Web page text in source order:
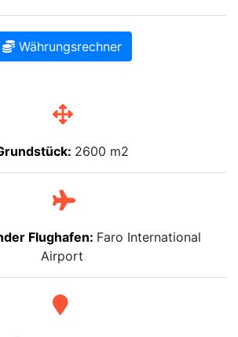
Währungsrechner
2600 m2
Flughafen: Faro International
Airport